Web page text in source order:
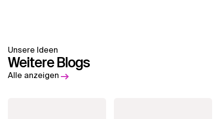
Unsere Ideen
Weitere Blogs
Alle anzeigen